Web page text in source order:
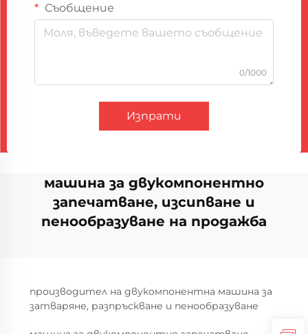
Съобщение
0/1000
Изпрати
машина за двукомпонентно
запечатване, изсипване и
пенообразуване на продажба
производител на двукомпонентна машина за
затваряне, разпръскване и пенообразуване